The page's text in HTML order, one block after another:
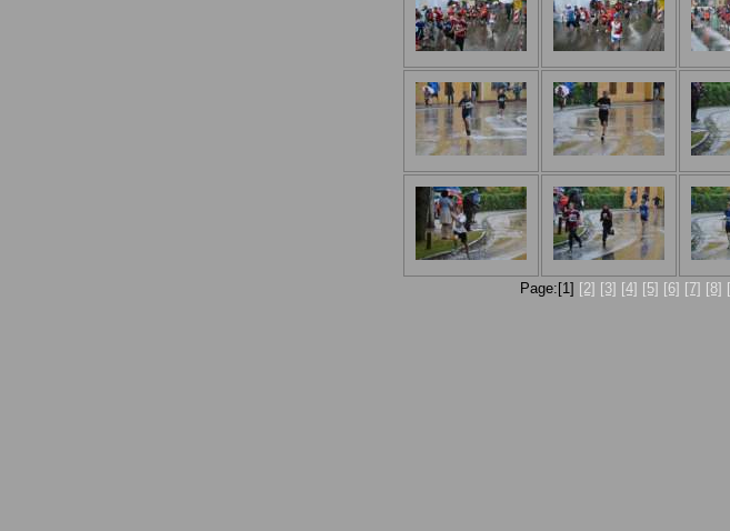
Page:[1] [2] [3] [4] [5] [6] [7] [8]